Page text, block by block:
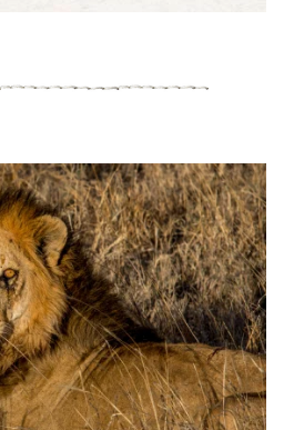
für gesunde und leckere
sich auf Safari befindet.